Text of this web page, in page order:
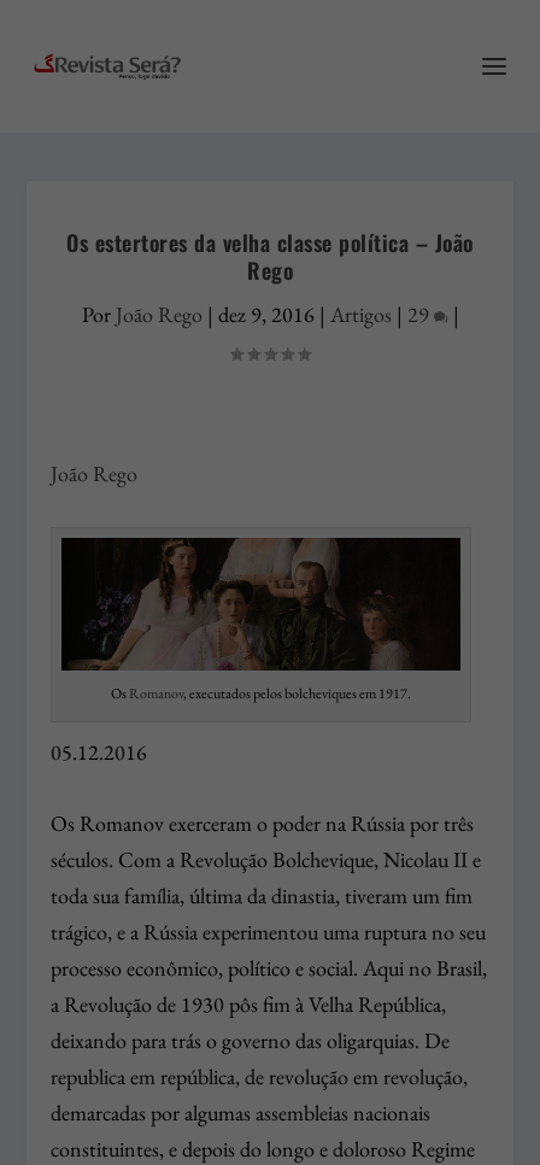
Os estertores da velha classe política – João
Rego
Por João Rego | dez 9, 2016 | Artigos | 29 |
João Rego
OsRomanov, executados pelos bolcheviques em 1917.
05.12.2016
Os Romanov exerceram o poder na Rússia por três
séculos. Com a Revolução Bolchevique, Nicolau II e
toda sua família, última da dinastia, tiveram um fim
trágico, e a Rússia experimentou uma ruptura no seu
processo econômico, político e social. Aqui no Brasil,
a Revolução de 1930 pôs fim à Velha República,
deixando para trás o governo das oligarquias. De
republica em república, de revolução em revolução,
demarcadas por algumas assembleias nacionais
constituintes, e depois do longo e doloroso Regime